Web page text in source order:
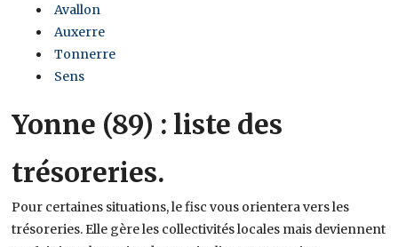
Avallon
Auxerre
Tonnerre
Sens
Yonne (89) : liste des
trésoreries.
Pour certaines situations, le fisc vous orientera vers les
trésoreries. Elle gère les collectivités locales mais deviennent